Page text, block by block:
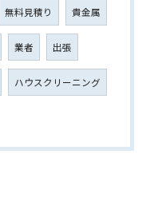
無料見積り 貴金属
業者 出張
ハウスクリーニング